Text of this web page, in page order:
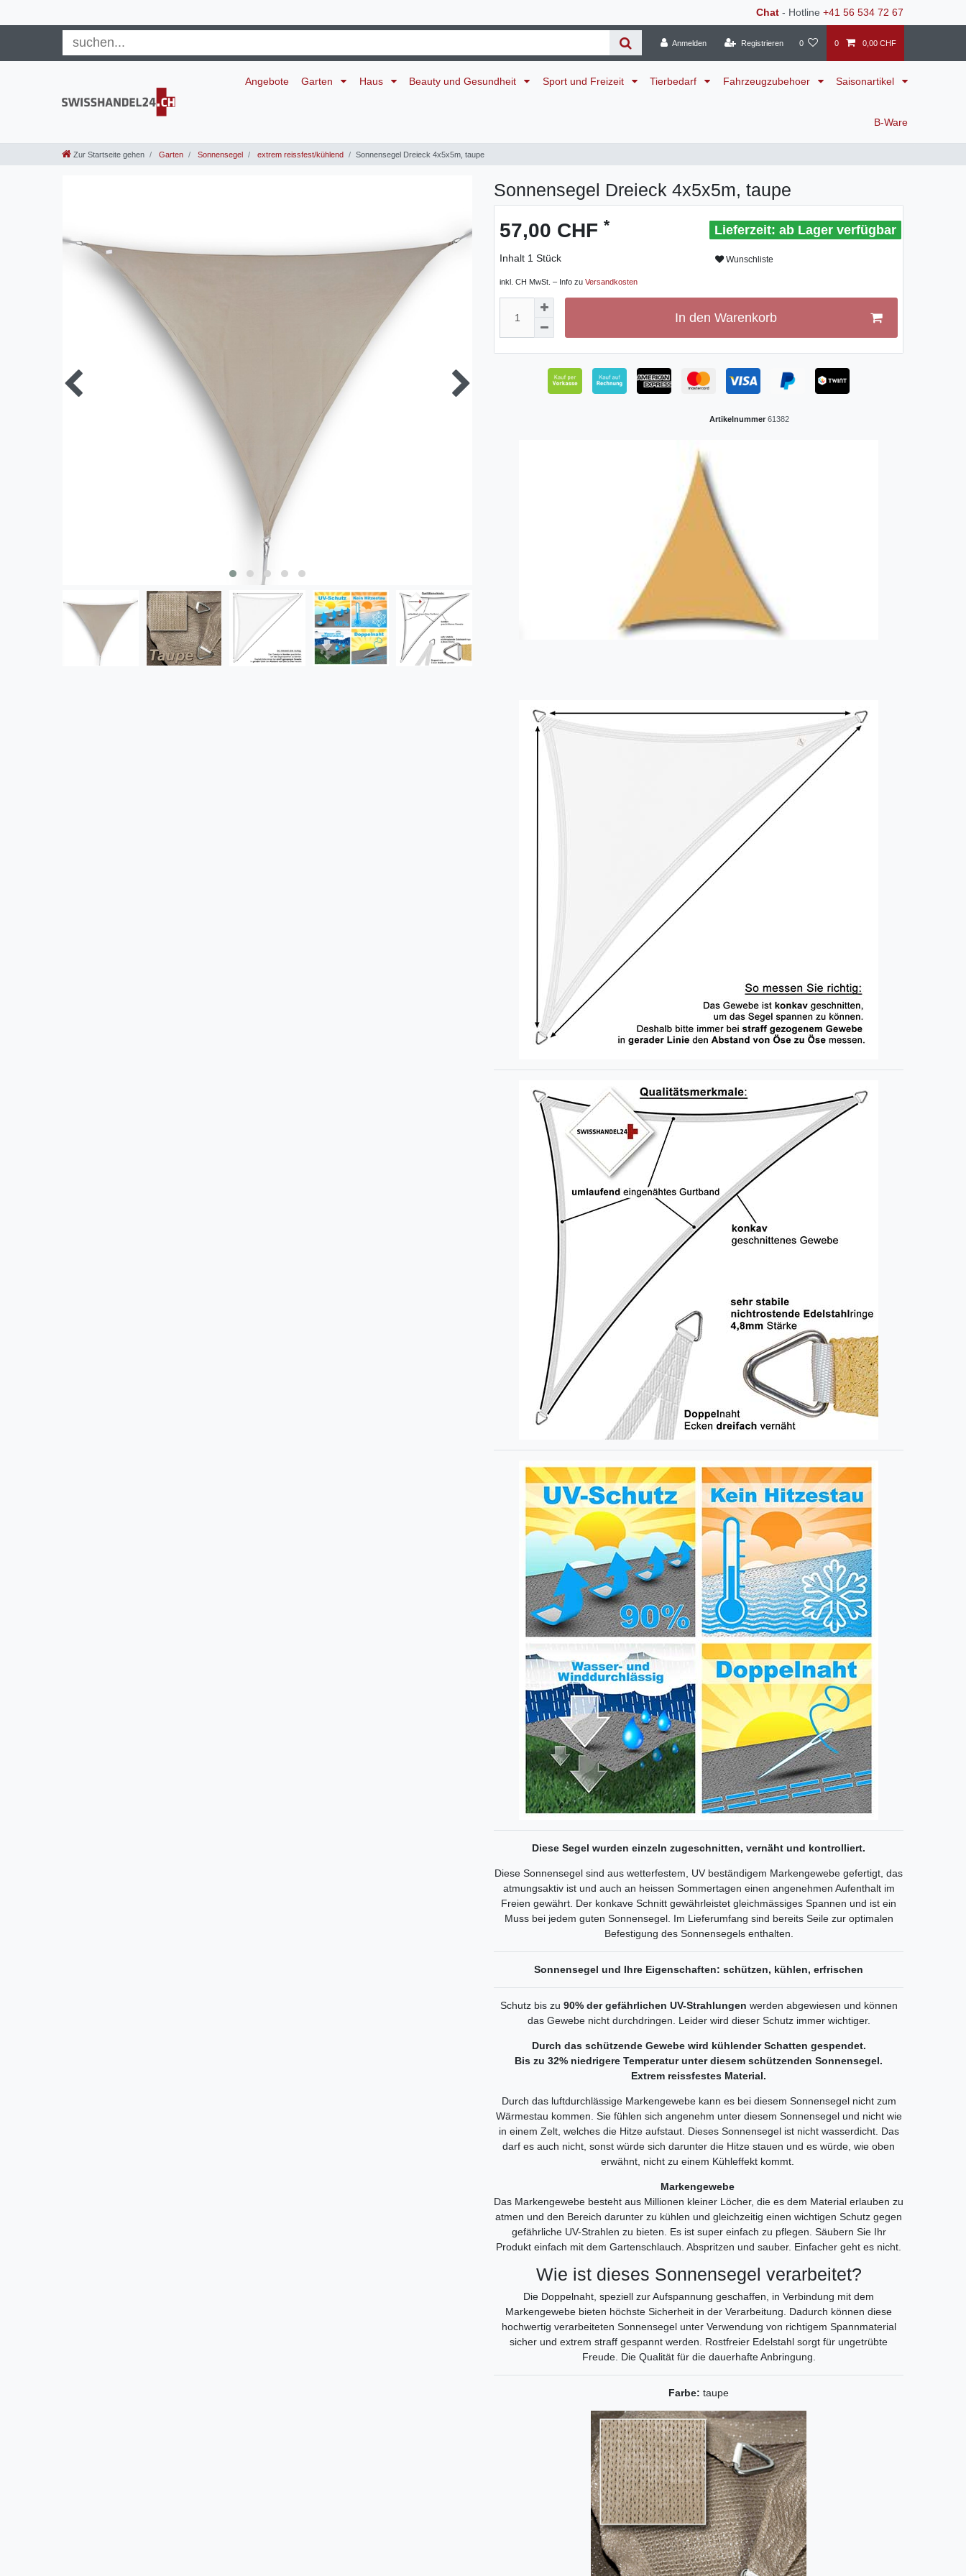
Chat - Hotline +41 56 534 72 67
Anmelden Registrieren 0 0 0,00 CHF
Angebote Garten Haus Beauty und Gesundheit Sport und Freizeit Tierbedarf Fahrzeugzubehoer Saisonartikel
B-Ware
Zur Startseite gehen Garten Sonnensegel extrem reissfest/kühlend Sonnensegel Dreieck 4x5x5m, taupe
Sonnensegel Dreieck 4x5x5m, taupe
57,00 CHF *
Inhalt 1 Stück
inkl. CH MwSt. – Info zu Versandkosten
ab Lager verfügbar
Wunschliste
In den Warenkorb
Artikelnummer 61382
Diese Segel wurden einzeln zugeschnitten, vernäht und kontrolliert.
Diese Sonnensegel sind aus wetterfestem, UV beständigem Markengewebe gefertigt, das
atmungsaktiv ist und auch an heissen Sommertagen einen angenehmen Aufenthalt im
Freien gewährt. Der konkave Schnitt gewährleistet gleichmässiges Spannen und ist ein
Muss bei jedem guten Sonnensegel. Im Lieferumfang sind bereits Seile zur optimalen
Befestigung des Sonnensegels enthalten.
Sonnensegel und Ihre Eigenschaften: schützen, kühlen, erfrischen
Schutz bis zu 90% der gefährlichen UV-Strahlungen werden abgewiesen und können
das Gewebe nicht durchdringen. Leider wird dieser Schutz immer wichtiger.
Durch das schützende Gewebe wird kühlender Schatten gespendet.
Bis zu 32% niedrigere Temperatur unter diesem schützenden Sonnensegel.
Extrem reissfestes Material.
Durch das luftdurchlässige Markengewebe kann es bei diesem Sonnensegel nicht zum
Wärmestau kommen. Sie fühlen sich angenehm unter diesem Sonnensegel und nicht wie
in einem Zelt, welches die Hitze aufstaut. Dieses Sonnensegel ist nicht wasserdicht. Das
darf es auch nicht, sonst würde sich darunter die Hitze stauen und es würde, wie oben
erwähnt, nicht zu einem Kühleffekt kommt.
Markengewebe
Das Markengewebe besteht aus Millionen kleiner Löcher, die es dem Material erlauben zu
atmen und den Bereich darunter zu kühlen und gleichzeitig einen wichtigen Schutz gegen
gefährliche UV-Strahlen zu bieten. Es ist super einfach zu pflegen. Säubern Sie Ihr
Produkt einfach mit dem Gartenschlauch. Abspritzen und sauber. Einfacher geht es nicht.
Wie ist dieses Sonnensegel verarbeitet?
Die Doppelnaht, speziell zur Aufspannung geschaffen, in Verbindung mit dem
Markengewebe bieten höchste Sicherheit in der Verarbeitung. Dadurch können diese
hochwertig verarbeiteten Sonnensegel unter Verwendung von richtigem Spannmaterial
sicher und extrem straff gespannt werden. Rostfreier Edelstahl sorgt für ungetrübte
Freude. Die Qualität für die dauerhafte Anbringung.
Farbe: taupe